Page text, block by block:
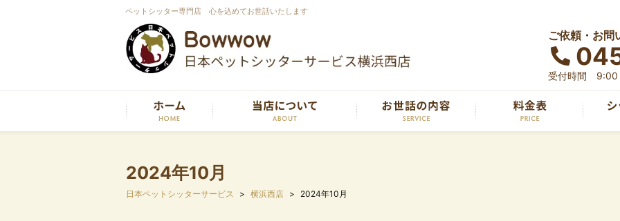
ペットシッター専門店 心を込めてお世話いたします
ご依頼・お問
受付時間 9:00
2024年10月
日本ペットシッターサービス 横浜西店 2024年10月